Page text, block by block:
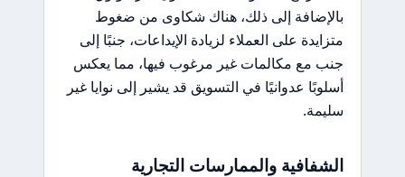
بالإضافة إلى ذلك، هناك شكاوى من ضغوط
متزايدة على العملاء لزيادة الإيداعات، جنبًا إلى
جنب مع مكالمات غير مرغوب فيها، مما يعكس
أسلوبًا عدوانيًا في التسويق قد يشير إلى نوايا غير
سليمة.
الشفافية والممارسات التجارية